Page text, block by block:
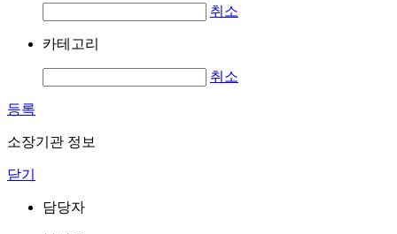
취소
카테고리
취소
등록
소장기관 정보
닫기
담당자